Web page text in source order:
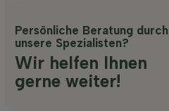
Persönliche Beratung durch
unsere Spezialisten?
Wir helfen Ihnen
gerne weiter!